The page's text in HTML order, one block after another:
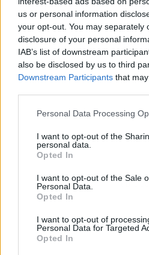
us or personal information
your opt-out. You may separately
disclosure of your personal
IAB’s list of downstream
also be disclosed by us to third
Downstream Participants that
Personal Data Processing
I want to opt-out of the
personal data.
Opted In
I want to opt-out of the Sale
Personal Data.
Opted In
I want to opt-out of
Personal Data for Targeted
Opted In